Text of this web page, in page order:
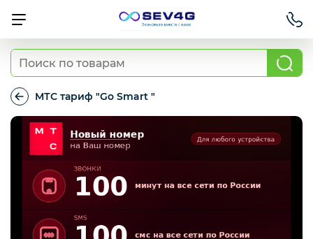
Тарифы
Приставки
Умный дом
МТС тариф "Go Smart "
МТС
тариф